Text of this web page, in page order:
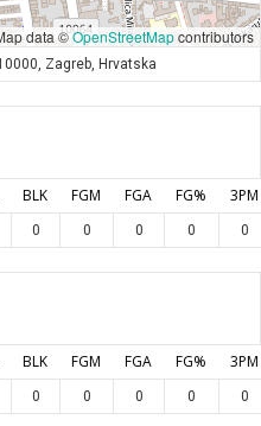
data ©OpenStreetMapcontributors
Zagreb, Hrvatska
BLK FGM FGA FG% 3PM
0 0 0 0 0
BLK FGM FGA FG% 3PM
0 0 0 0 0